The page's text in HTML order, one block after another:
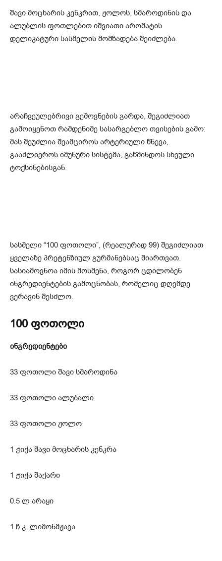
შავი მოცხარის კენკრით, ჟოლოს, სმაროდინის და
ალუბლის ფოთლებით იშვიათი არომატის
დელიკატური სასმელის მომზადება შეიძლება.
არაჩვეულებრივი გემოვნების გარდა, შეგიძლიათ
გამოიყენოთ რამდენიმე სასარგებლო თვისების გამო:
მას შეუძლია შეამციროს არტერიული წნევა,
გააძლიეროს იმუნური სისტემა, გაწმინდოს სხეული
ტოქსინებისგან.
სასმელი “100 ფოთოლი”, (რეალურად 99) შეგიძლიათ
ყველაზე პრეტენზიულ გურმანებსაც მიართვათ.
სასიამოვნოა იმის მოსმენა, როგორ ცდილობენ
ინგრედიენტების გამოცნობას, რომელიც დღემდე
ვერავინ შესძლო.
100 ფოთოლი
ინგრედიენტები
33 ფოთოლი შავი სმაროდინა
33 ფოთოლი ალუბალი
33 ფოთოლი ჟოლო
1 ჭიქა შავი მოცხარის კენკრა
1 ჭიქა შაქარი
0.5 ლ არაყი
1 ჩ.კ. ლიმონმჟავა